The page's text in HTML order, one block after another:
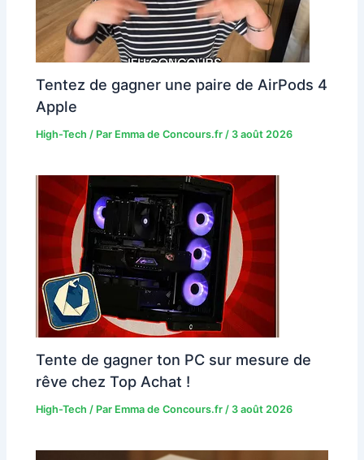
Tentez de gagner une paire de AirPods 4
Apple
High-Tech / Par Emma de Concours.fr/ 3 août 2026
Tente de gagner ton PC sur mesure de
rêve chez Top Achat !
High-Tech / Par Emma de Concours.fr/ 3 août 2026